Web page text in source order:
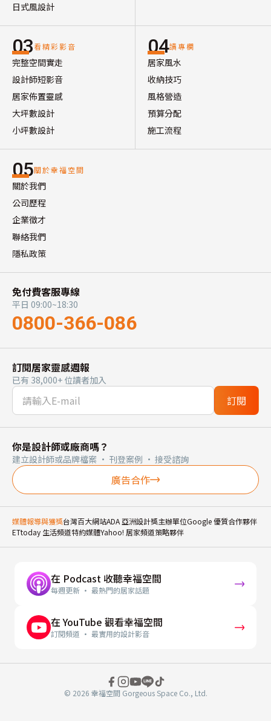
日式風設計
03看精彩影音
完整空間實走
設計師短影音
居家佈置靈感
大坪數設計
小坪數設計
04讀專欄
居家風水
收納技巧
風格營造
預算分配
施工流程
05關於幸福空間
關於我們
公司歷程
企業徵才
聯絡我們
隱私政策
免付費客服專線
平日 09:00~18:30
0800-366-086
訂閱居家靈感週報
已有 38,000+ 位讀者加入
訂閱
你是設計師或廠商嗎？
建立設計師或品牌檔案 · 刊登案例 · 接受諮詢
廣告合作
媒體報導與獲獎台灣百大網站ADA 亞洲設計獎主辦單位Google 優質合作夥伴
ETtoday 生活頻道特約媒體Yahoo! 居家頻道策略夥伴
在 Podcast 收聽幸福空間
每週更新 · 最熱門的居家話題
在 YouTube 觀看幸福空間
訂閱頻道 · 最實用的設計影音
© 2026 幸福空間 Gorgeous Space Co., Ltd.